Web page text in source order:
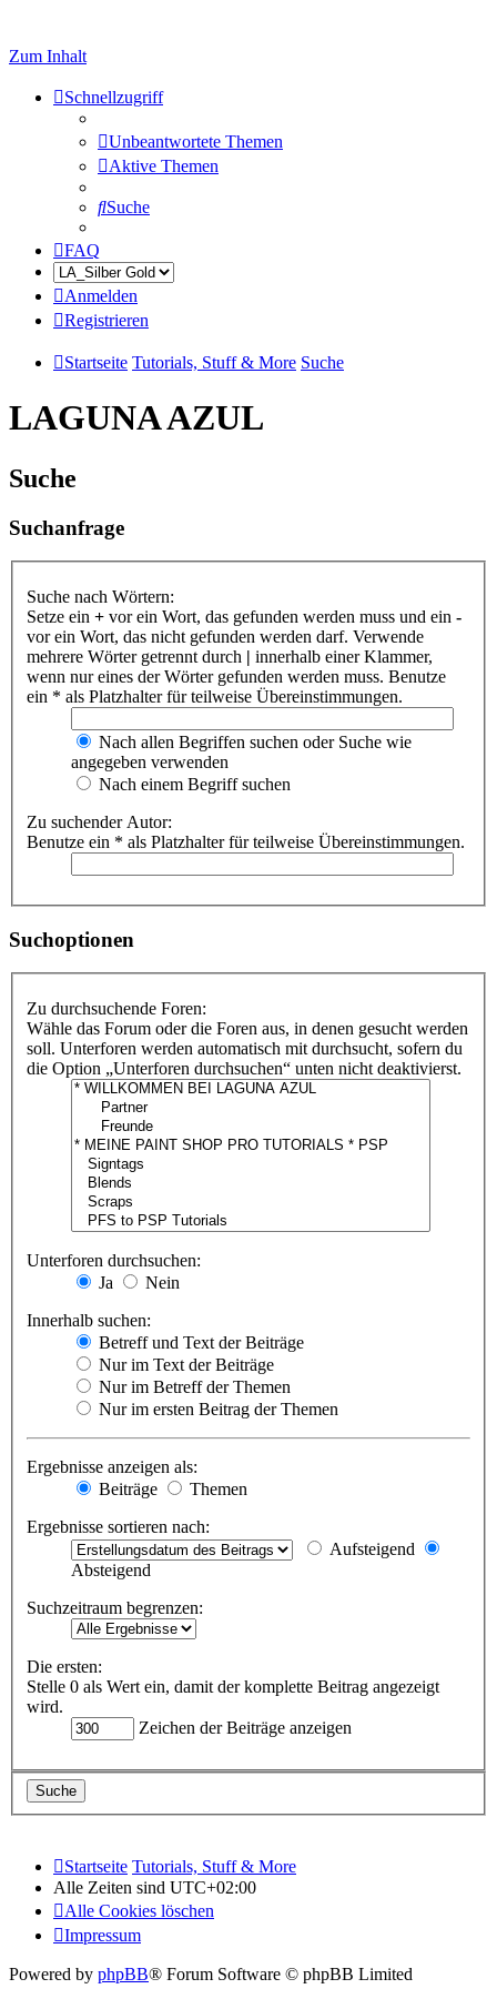
Zum Inhalt
Schnellzugriff
Unbeantwortete Themen
Aktive Themen
Suche
FAQ
Anmelden
Registrieren
Startseite Tutorials, Stuff & More Suche
LAGUNA AZUL
Suche
Suchanfrage
Suche nach Wörtern:
Setze ein + vor ein Wort, das gefunden werden muss und ein -
vor ein Wort, das nicht gefunden werden darf. Verwende
mehrere Wörter getrennt durch | innerhalb einer Klammer,
wenn nur eines der Wörter gefunden werden muss. Benutze
ein * als Platzhalter für teilweise Übereinstimmungen.
Nach allen Begriffen suchen oder Suche wie
angegeben verwenden
Nach einem Begriff suchen
Zu suchender Autor:
Benutze ein * als Platzhalter für teilweise Übereinstimmungen.
Suchoptionen
Zu durchsuchende Foren:
Wähle das Forum oder die Foren aus, in denen gesucht werden
soll. Unterforen werden automatisch mit durchsucht, sofern du
die Option „Unterforen durchsuchen“ unten nicht deaktivierst.
Unterforen durchsuchen:
Ja
Nein
Innerhalb suchen:
Betreff und Text der Beiträge
Nur im Text der Beiträge
Nur im Betreff der Themen
Nur im ersten Beitrag der Themen
Ergebnisse anzeigen als:
Beiträge
Themen
Ergebnisse sortieren nach:
Aufsteigend
Absteigend
Suchzeitraum begrenzen:
Die ersten:
Stelle 0 als Wert ein, damit der komplette Beitrag angezeigt
wird.
Zeichen der Beiträge anzeigen
Startseite Tutorials, Stuff & More
Alle Zeiten sind UTC+02:00
Alle Cookies löschen
Impressum
Powered by phpBB® Forum Software © phpBB Limited